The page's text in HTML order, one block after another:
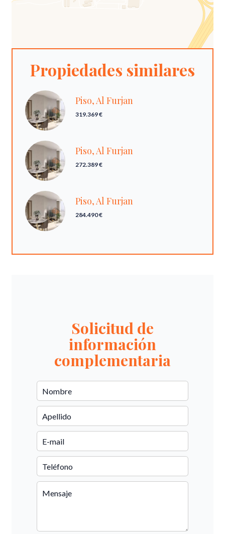
Propiedades similares
Piso, Al Furjan
319.369 €
Piso, Al Furjan
272.389 €
Piso, Al Furjan
284.490 €
Solicitud de
información
complementaria